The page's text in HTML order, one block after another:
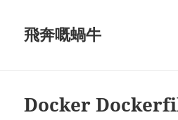
飛奔嘅蝸牛
Docker